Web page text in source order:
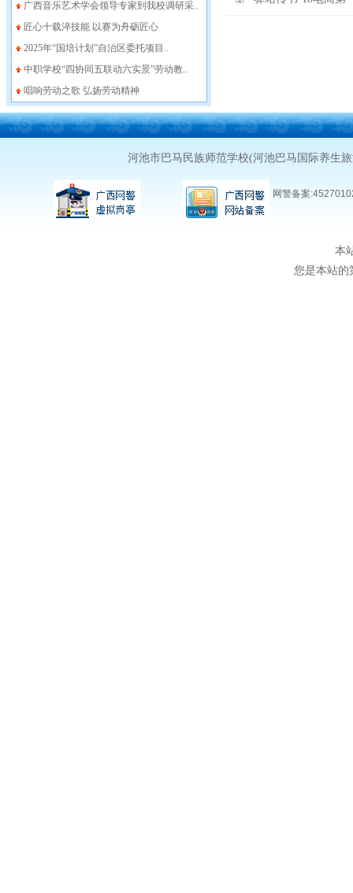
广西音乐艺术学会领导专家到我校调研采..
匠心十载淬技能 以赛为舟砺匠心
2025年“国培计划”自治区委托项目..
中职学校“四协同五联动六实景”劳动教..
唱响劳动之歌 弘扬劳动精神
河池市巴马民族师范学校(河池巴马国际养生
网警备案
本
您是本站的